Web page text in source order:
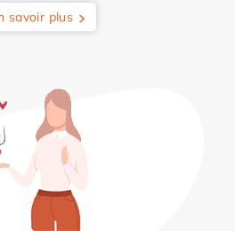
savoir plus